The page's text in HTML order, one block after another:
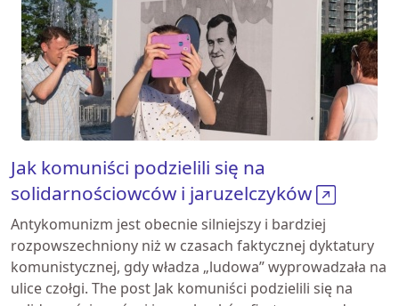
Jak komuniści podzielili się na
solidarnościowców i jaruzelczyków
Antykomunizm jest obecnie silniejszy i bardziej
rozpowszechniony niż w czasach faktycznej dyktatury
komunistycznej, gdy władza „ludowa” wyprowadzała na
ulice czołgi. The post Jak komuniści podzielili się na